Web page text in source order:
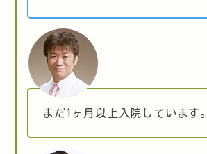
まだ1ヶ月以上入院しています。